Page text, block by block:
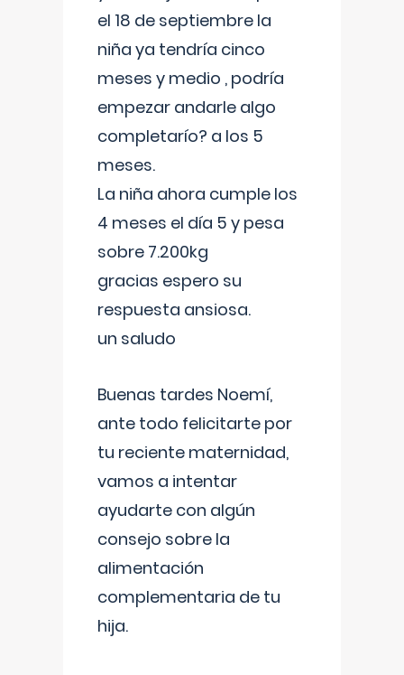
el 18 de septiembre la
niña ya tendría cinco
meses y medio , podría
empezar andarle algo
completarío? a los 5
meses.
La niña ahora cumple los
4 meses el día 5 y pesa
sobre 7.200kg
gracias espero su
respuesta ansiosa.
un saludo
Buenas tardes Noemí,
ante todo felicitarte por
tu reciente maternidad,
vamos a intentar
ayudarte con algún
consejo sobre la
alimentación
complementaria de tu
hija.